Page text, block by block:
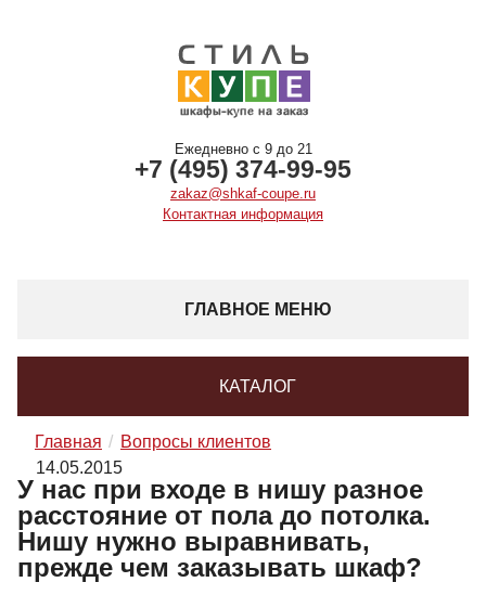
Ежедневно с 9 до 21
+7 (495) 374-99-95
zakaz@shkaf-coupe.ru
Контактная информация
ГЛАВНОЕ МЕНЮ
КАТАЛОГ
Главная
Вопросы клиентов
14.05.2015
У нас при входе в нишу разное
расстояние от пола до потолка.
Нишу нужно выравнивать,
прежде чем заказывать шкаф?